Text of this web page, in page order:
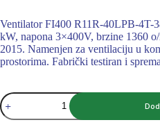
Ventilator FI400 R11R-40LPB-4T-
kW, napona 3×400V, brzine 1360
2015. Namenjen za ventilaciju u
prostorima. Fabrički testiran i
VENTILATOR
FI400
R11R-